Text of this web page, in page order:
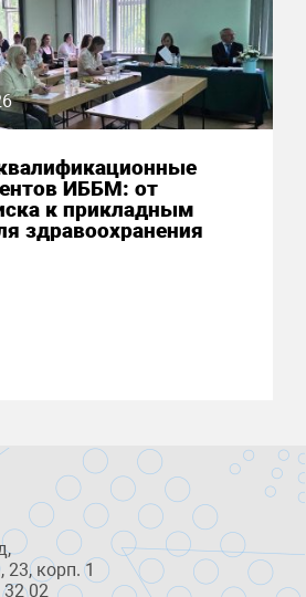
ИББМ: от
к прикладным
здравоохранения
23, корп. 1
02